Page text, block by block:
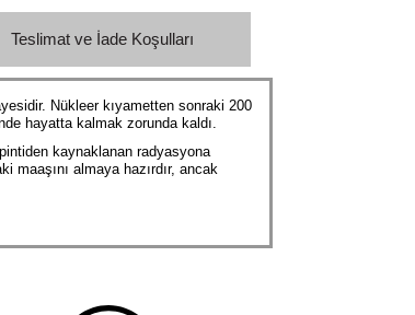
Teslimat ve İade Koşulları
Nükleer kıyametten sonraki 200
hayatta kalmak zorunda kaldı.
kaynaklanan radyasyona
almaya hazırdır, ancak